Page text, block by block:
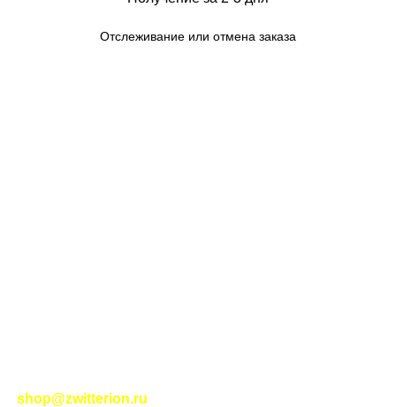
Отслеживание или отмена заказа
shop@zwitterion.ru